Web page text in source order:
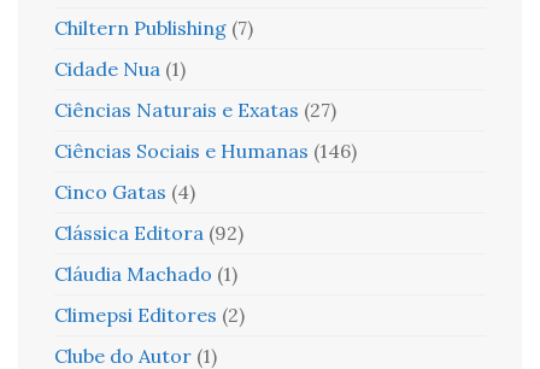
Chiltern Publishing (7)
Cidade Nua (1)
Ciências Naturais e Exatas (27)
Ciências Sociais e Humanas (146)
Cinco Gatas (4)
Clássica Editora (92)
Cláudia Machado (1)
Climepsi Editores (2)
Clube do Autor (1)